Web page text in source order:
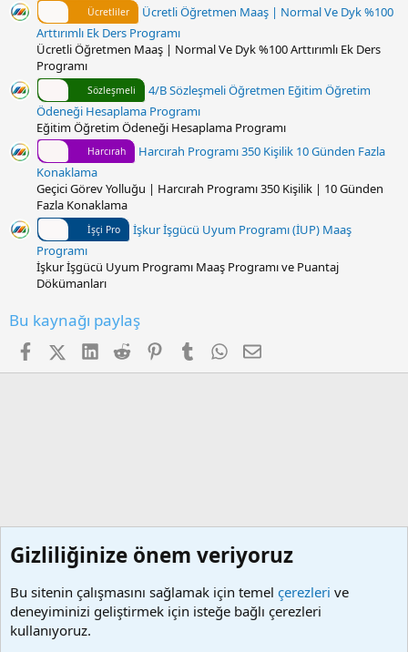
Ücretliler
Ücretli Öğretmen Maaş | Normal Ve Dyk %100
Arttırımlı Ek Ders Programı
Ücretli Öğretmen Maaş | Normal Ve Dyk %100 Arttırımlı Ek Ders
Programı
Sözleşmeli
4/B Sözleşmeli Öğretmen Eğitim Öğretim
Ödeneği Hesaplama Programı
Eğitim Öğretim Ödeneği Hesaplama Programı
Harcırah
Harcırah Programı 350 Kişilik 10 Günden Fazla
Konaklama
Geçici Görev Yolluğu | Harcırah Programı 350 Kişilik | 10 Günden
Fazla Konaklama
İşçi Pro
İşkur İşgücü Uyum Programı (İUP) Maaş
Programı
İşkur İşgücü Uyum Programı Maaş Programı ve Puantaj
Dökümanları
Bu kaynağı paylaş
FacebookX (Twitter)
LinkedIn
Reddit PinterestTumblr WhatsApp
E-posta
Gizliliğinize önem veriyoruz
Bu sitenin çalışmasını sağlamak için temel çerezleri ve
deneyiminizi geliştirmek için isteğe bağlı çerezleri
kullanıyoruz.